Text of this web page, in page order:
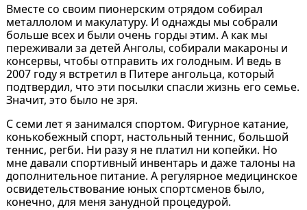
Вместе со своим пионерским отрядом собирал
металлолом и макулатуру. И однажды мы собрали
больше всех и были очень горды этим. А как мы
переживали за детей Анголы, собирали макароны и
консервы, чтобы отправить их голодным. И ведь в
2007 году я встретил в Питере ангольца, который
подтвердил, что эти посылки спасли жизнь его семье.
Значит, это было не зря.
С семи лет я занимался спортом. Фигурное катание,
конькобежный спорт, настольный теннис, большой
теннис, регби. Ни разу я не платил ни копейки. Но
мне давали спортивный инвентарь и даже талоны на
дополнительное питание. А регулярное медицинское
освидетельствование юных спортсменов было,
конечно, для меня занудной процедурой.